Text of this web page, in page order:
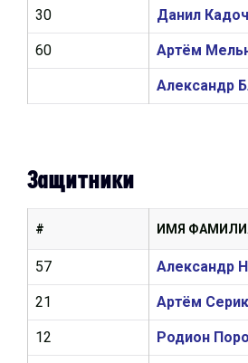
Данил
Артём
Александр
30
60
Защитники
ИМЯ
Александр
Артём
Родион
#
57
21
12